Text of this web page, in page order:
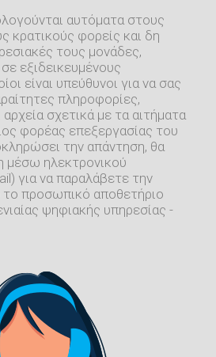
αυτόματα στους
κρατικούς φορείς και δη
τους μονάδες,
εξιδεικευμένους
είναι υπεύθυνοι για να σας
πληροφορίες,
αρχεία σχετικά με τα αιτήματα
φορέας επεξεργασίας του
την απάντηση, θα
μέσω ηλεκτρονικού
για να παραλάβετε την
προσωπικό αποθετήριο
ψηφιακής υπηρεσίας -